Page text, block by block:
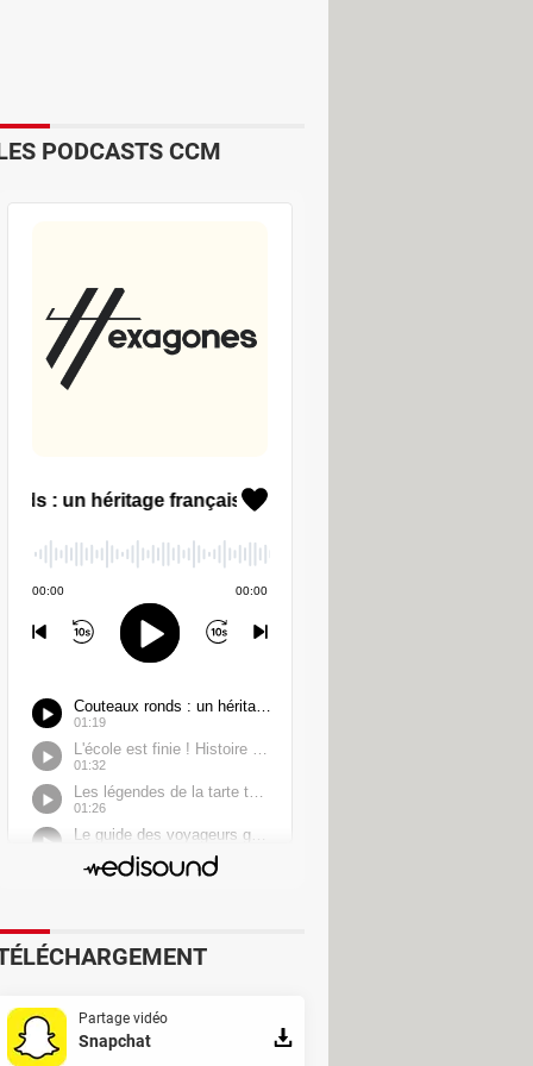
entre le monde et
type d'appareil portable, d'une
manière que vous interagissez
vie privée, en toute sécurité et
affichait les informations
le faire sur toute autre surface.
PODCASTS CCM
Partage vidéo
Snapchat